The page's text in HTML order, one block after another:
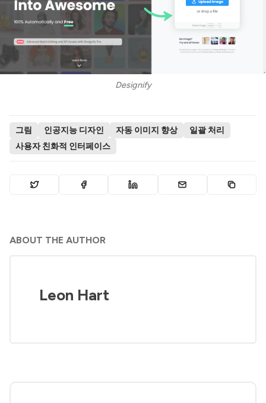
Designify
그림 인공지능 디자인 자동 이미지 향상
일괄 처리
사용자 친화적 인터페이스
ABOUT THE AUTHOR
Leon Hart